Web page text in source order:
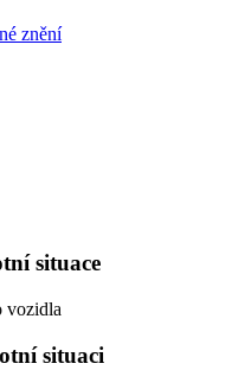
znění
situace
vozidla
situaci